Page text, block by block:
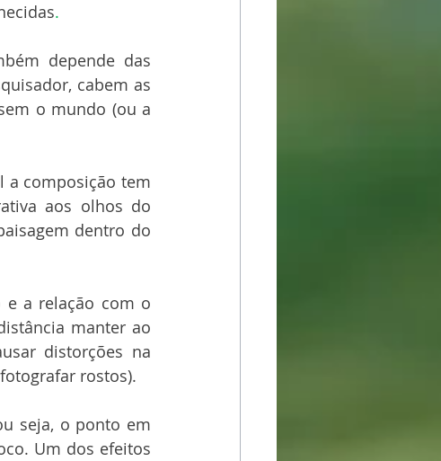
.
depende das
cabem as
o mundo (ou a
a composição tem
aos olhos do
dentro do
e a relação com o
manter ao
distorções na
rostos).
seja, o ponto em
Um dos efeitos